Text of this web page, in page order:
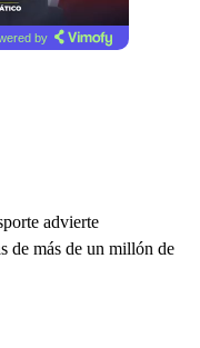
by
advierte
de más de un millón de